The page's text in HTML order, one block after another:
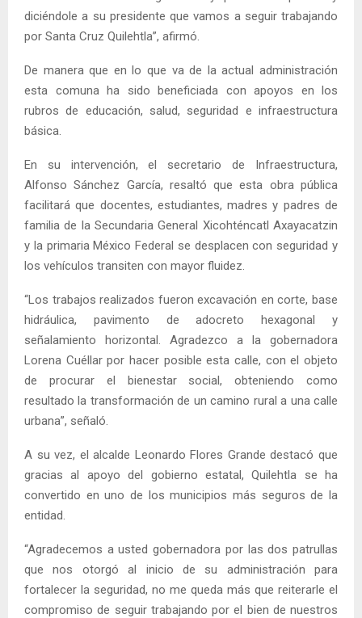
diciéndole a su presidente que vamos a seguir trabajando
por Santa Cruz Quilehtla”, afirmó.
De manera que en lo que va de la actual administración
esta comuna ha sido beneficiada con apoyos en los
rubros de educación, salud, seguridad e infraestructura
básica.
En su intervención, el secretario de Infraestructura,
Alfonso Sánchez García, resaltó que esta obra pública
facilitará que docentes, estudiantes, madres y padres de
familia de la Secundaria General Xicohténcatl Axayacatzin
y la primaria México Federal se desplacen con seguridad y
los vehículos transiten con mayor fluidez.
“Los trabajos realizados fueron excavación en corte, base
hidráulica, pavimento de adocreto hexagonal y
señalamiento horizontal. Agradezco a la gobernadora
Lorena Cuéllar por hacer posible esta calle, con el objeto
de procurar el bienestar social, obteniendo como
resultado la transformación de un camino rural a una calle
urbana”, señaló.
A su vez, el alcalde Leonardo Flores Grande destacó que
gracias al apoyo del gobierno estatal, Quilehtla se ha
convertido en uno de los municipios más seguros de la
entidad.
“Agradecemos a usted gobernadora por las dos patrullas
que nos otorgó al inicio de su administración para
fortalecer la seguridad, no me queda más que reiterarle el
compromiso de seguir trabajando por el bien de nuestros